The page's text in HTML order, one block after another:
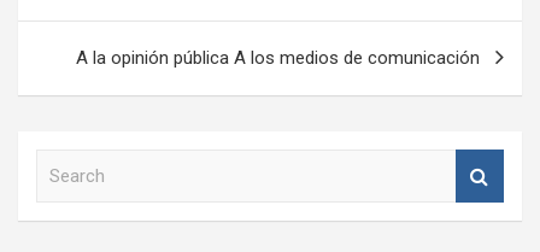
entradas
A la opinión pública A los medios de comunicación